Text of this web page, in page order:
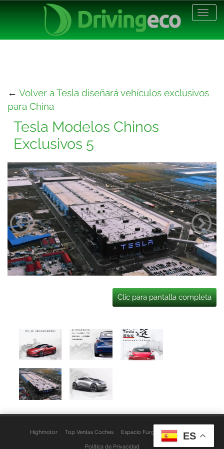
← Volver a Tesla diseñará vehículos exclusivos
para China
Tesla Modelos Chinos
Exclusivos 5
Clic para pantalla completa
Highmotor Top Ventas Coches Espacio Furgo Aviso Legal
Política de Privacidad
ES